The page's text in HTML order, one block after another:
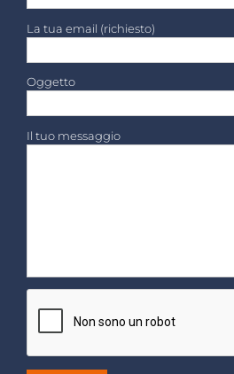
La tua email (richiesto)
Oggetto
Il tuo messaggio